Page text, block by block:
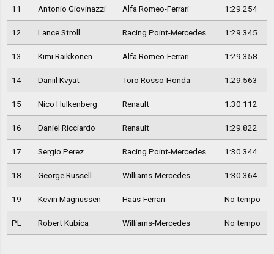
11 Antonio Giovinazzi Alfa Romeo-Ferrari 1:29.254
12 Lance Stroll Racing Point-Mercedes 1:29.345
13 Kimi Räikkönen Alfa Romeo-Ferrari 1:29.358
14 Daniil Kvyat Toro Rosso-Honda 1:29.563
15 Nico Hulkenberg Renault 1:30.112
16 Daniel Ricciardo Renault 1:29.822
17 Sergio Perez Racing Point-Mercedes 1:30.344
18 George Russell Williams-Mercedes 1:30.364
19 Kevin Magnussen Haas-Ferrari No tempo
PL Robert Kubica Williams-Mercedes No tempo